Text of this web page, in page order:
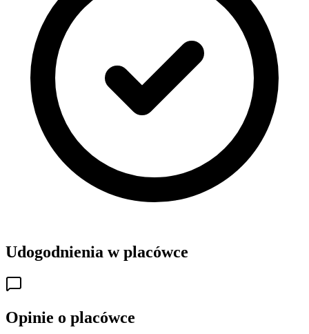
Udogodnienia w placówce
Opinie o placówce